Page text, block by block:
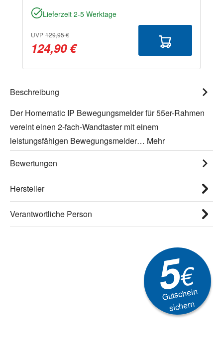
Lieferzeit 2-5 Werktage
UVP 129,95 €
124,90 €
Beschreibung
Der Homematic IP Bewegungsmelder für 55er-Rahmen
vereint einen 2-fach-Wandtaster mit einem
leistungsfähigen Bewegungsmelder… Mehr
Bewertungen
Hersteller
Verantwortliche Person
5€
Gutschein
sichern